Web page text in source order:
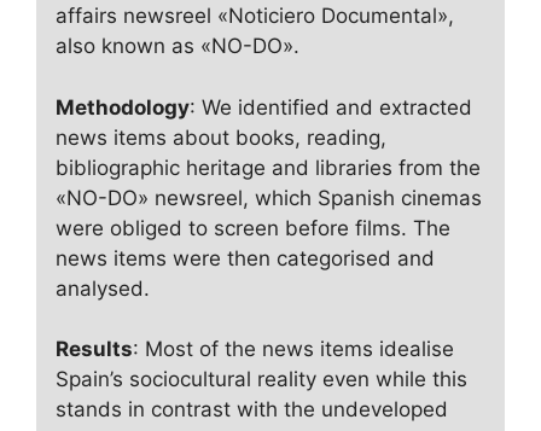
affairs newsreel «Noticiero Documental»,
also known as «NO-DO».
Methodology: We identified and extracted
news items about books, reading,
bibliographic heritage and libraries from the
«NO-DO» newsreel, which Spanish cinemas
were obliged to screen before films. The
news items were then categorised and
analysed.
Results: Most of the news items idealise
Spain’s sociocultural reality even while this
stands in contrast with the undeveloped